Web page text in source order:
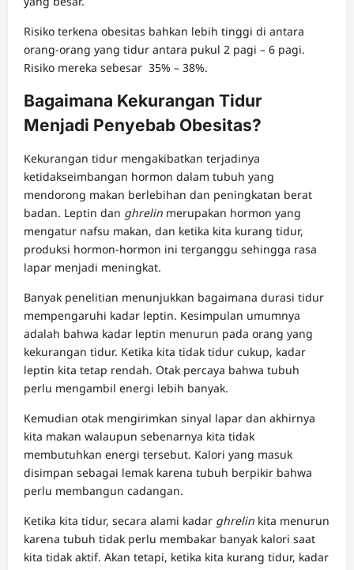
Risiko terkena obesitas bahkan lebih tinggi di antara
orang-orang yang tidur antara pukul 2 pagi – 6 pagi.
Risiko mereka sebesar 35% – 38%.
Bagaimana Kekurangan Tidur
Menjadi Penyebab Obesitas?
Kekurangan tidur mengakibatkan terjadinya
ketidakseimbangan hormon dalam tubuh yang
mendorong makan berlebihan dan peningkatan berat
badan. Leptin dan ghrelin merupakan hormon yang
mengatur nafsu makan, dan ketika kita kurang tidur,
produksi hormon-hormon ini terganggu sehingga rasa
lapar menjadi meningkat.
Banyak penelitian menunjukkan bagaimana durasi tidur
mempengaruhi kadar leptin. Kesimpulan umumnya
adalah bahwa kadar leptin menurun pada orang yang
kekurangan tidur. Ketika kita tidak tidur cukup, kadar
leptin kita tetap rendah. Otak percaya bahwa tubuh
perlu mengambil energi lebih banyak.
Kemudian otak mengirimkan sinyal lapar dan akhirnya
kita makan walaupun sebenarnya kita tidak
membutuhkan energi tersebut. Kalori yang masuk
disimpan sebagai lemak karena tubuh berpikir bahwa
perlu membangun cadangan.
Ketika kita tidur, secara alami kadar ghrelin kita menurun
karena tubuh tidak perlu membakar banyak kalori saat
kita tidak aktif. Akan tetapi, ketika kita kurang tidur, kadar